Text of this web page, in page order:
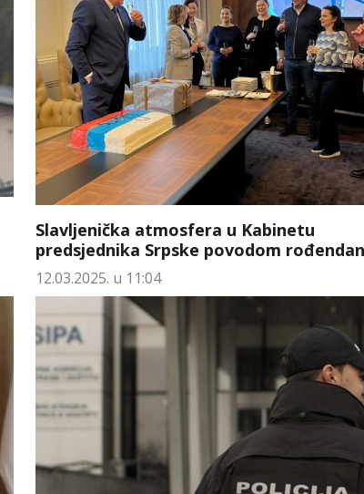
Slavljenička atmosfera u Kabinetu
predsjednika Srpske povodom
12.03.2025. u 11:04